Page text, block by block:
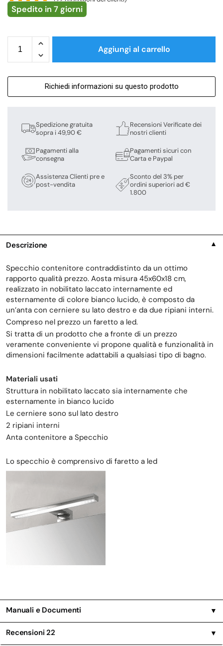
Spedito in 7 giorni
Aggiungi al carrello
Richiedi informazioni su questo prodotto
Spedizione gratuita
sopra i 49,90 €
Pagamenti alla
consegna
Assistenza Clienti pre e
post-vendita
Recensioni Verificate dei
nostri clienti
Pagamenti sicuri con
Carta e Paypal
Sconto del 3% per
ordini superiori ad €
1.800
Descrizione ▼
Specchio contenitore contraddistinto da un ottimo
rapporto qualità prezzo. Aosta misura 45x60x18 cm,
realizzato in nobilitato laccato internamente ed
esternamente di colore bianco lucido, è composto da
un’anta con cerniere su lato destro e da due ripiani interni.
Compreso nel prezzo un faretto a led.
Si tratta di un prodotto che a fronte di un prezzo
veramente conveniente vi propone qualità e funzionalità in
dimensioni facilmente adattabili a qualsiasi tipo di bagno.
Materiali usati
Struttura in nobilitato laccato sia internamente che
esternamente in bianco lucido
Le cerniere sono sul lato destro
2 ripiani interni
Anta contenitore a Specchio
Lo specchio è comprensivo di faretto a led
Manuali e Documenti ▼
Recensioni22 ▼